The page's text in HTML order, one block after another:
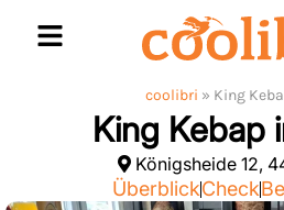
coolibri » King
King Kebap
Königsheide 12,
ÜberblickCheck